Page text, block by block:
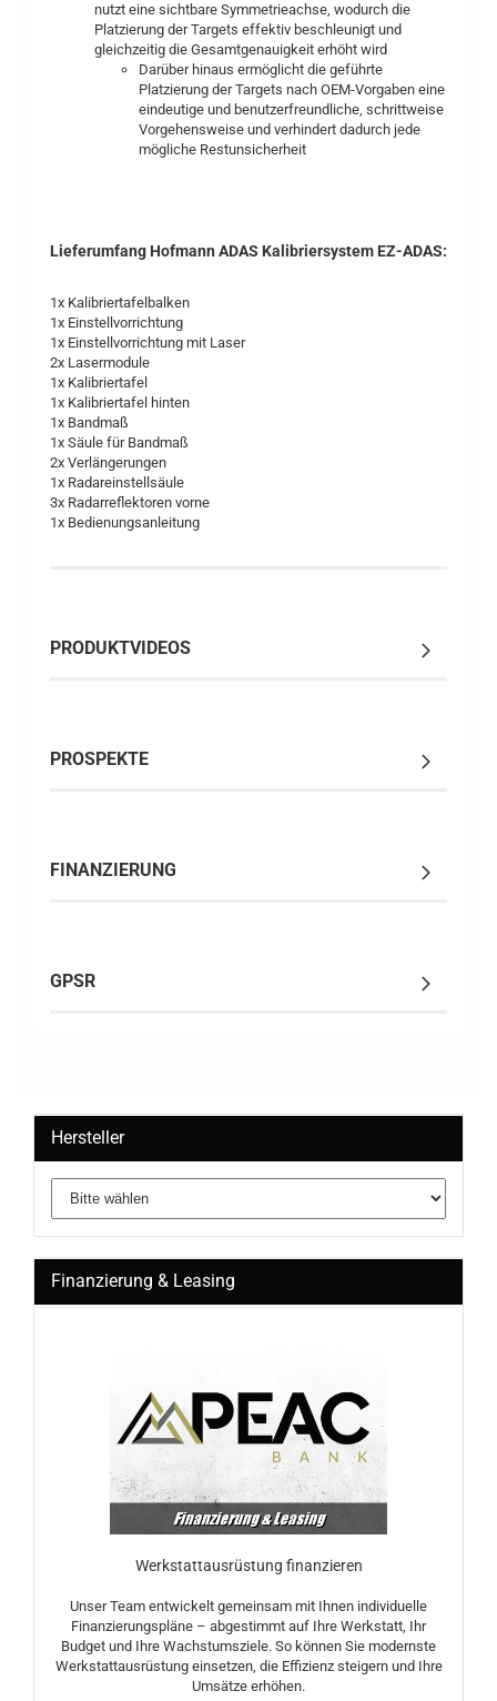
nutzt eine sichtbare Symmetrieachse, wodurch die
Platzierung der Targets effektiv beschleunigt und
gleichzeitig die Gesamtgenauigkeit erhöht wird
Darüber hinaus ermöglicht die geführte
Platzierung der Targets nach OEM-Vorgaben eine
eindeutige und benutzerfreundliche, schrittweise
Vorgehensweise und verhindert dadurch jede
mögliche Restunsicherheit
Lieferumfang Hofmann ADAS Kalibriersystem EZ-ADAS:
1x Kalibriertafelbalken
1x Einstellvorrichtung
1x Einstellvorrichtung mit Laser
2x Lasermodule
1x Kalibriertafel
1x Kalibriertafel hinten
1x Bandmaß
1x Säule für Bandmaß
2x Verlängerungen
1x Radareinstellsäule
3x Radarreflektoren vorne
1x Bedienungsanleitung
PRODUKTVIDEOS
PROSPEKTE
FINANZIERUNG
GPSR
Hersteller
Finanzierung & Leasing
Werkstattausrüstung finanzieren
Unser Team entwickelt gemeinsam mit Ihnen individuelle
Finanzierungspläne – abgestimmt auf Ihre Werkstatt, Ihr
Budget und Ihre Wachstumsziele. So können Sie modernste
Werkstattausrüstung einsetzen, die Effizienz steigern und Ihre
Umsätze erhöhen.